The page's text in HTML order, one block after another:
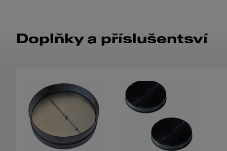
Doplňky a příslušentsví